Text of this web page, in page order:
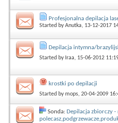
Profesjonalna depilacja
Started byAnutka, 13-12-2017
Depilacja intymna/
Started by Iraa, 15-06-2012
krostki po depilacji
Started bymops, 20-04-2009
Sonda: Depilacja zbiorczy -